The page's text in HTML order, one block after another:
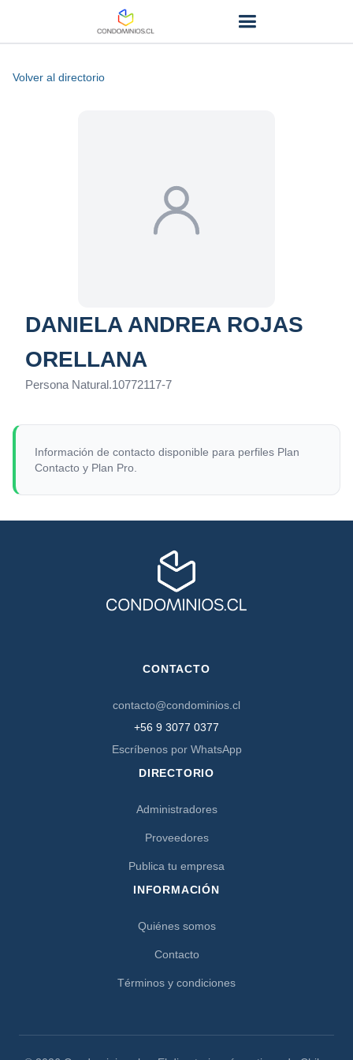
Volver al directorio
DANIELA ANDREA ROJAS
ORELLANA
Persona Natural.10772117-7
Información de contacto disponible para perfiles Plan
Contacto y Plan Pro.
CONTACTO
contacto@condominios.cl
+56 9 3077 0377
Escríbenos por WhatsApp
DIRECTORIO
Administradores
Proveedores
Publica tu empresa
INFORMACIÓN
Quiénes somos
Contacto
Términos y condiciones